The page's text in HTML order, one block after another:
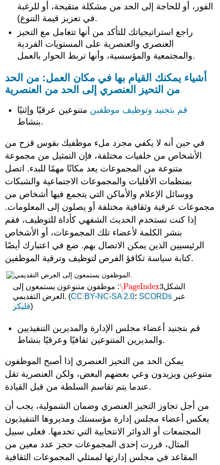
الفور، أو للحاجة إلى الحد من مشكلة متقيحة، أو للرغبة
في تعزيز قيمة التنوع).
راجع استراتيجياتك للتأكد من أنها تتعامل مع التحيز
العنصري والعنصرية على المستويات الفردية
والمجتمعية والمؤسسية، وأنها تربط الحوار بالعمل.
أشياء يمكنك القيام بها في مكان العمل: من الحد
من التحيز العنصري إلى الحد من العنصرية
قم بتجنيد وتوظيف موظفين متنوعين عرقيًا وإثنيًا
بنشاط.
في حين أنه لا يكفي مجرد ملء موظفيك بقوس قزح من
الأشخاص من خلفيات مختلفة، فإن التمثيل من مجموعة
متنوعة من المجموعات يعد مكانًا مهمًا للبدء. اتصل
بمنظمات الأقليات والمجموعات الاجتماعية والشبكات
ووسائل الإعلام والأماكن التي يتجمع فيها أشخاص من
مجموعات عرقية وثقافية مختلفة أو يصلون إلى المعلومات.
إذا كنت تستخدم الحديث الشفهي كأداة للتوظيف، فقم
بنشر الكلمة لأعضاء تلك المجموعات، أو الأشخاص
الرئيسيين الذين يمكن الاتصال بهم. ضع في اعتبارك أيضًا
كتابة سياسة تكافؤ الفرص لتوظيف وترقية الموظفين.
الشكل \PageIndex3
\PageIndex3
: موظفون متنوعون يستمعون إلى
العرض التقديمي. (CC BY-NC-SA 2.0؛ SCORDs عبر
فليكر)
قم بتجنيد أعضاء مجلس الإدارة والمديرين التنفيذيين
والمديرين المتنوعين ثقافيًا وعرقيًا بنشاط.
يمكن الحد من التحيز العنصري إذا أصبح الموظفون
متنوعين ويزيدون وعي بعضهم البعض، ولكن العنصرية تقل
عندما يتم تقاسم السلطة من قبل القيادة.
من أجل تجاوز التحيز العنصري وضمان الشمولية، يجب أن
يعكس أعضاء مجلس إدارة مؤسستك ومديروها التنفيذيون
المجتمعات أو الدوائر الانتخابية التي تخدمها. فعلى سبيل
المثال، قررت إحدى المجموعات حجز عدد معين من
المقاعد في مجلس إدارتها لممثلي المجموعات الثقافية